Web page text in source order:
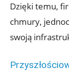
Dzięki temu,
chmury,
swoją